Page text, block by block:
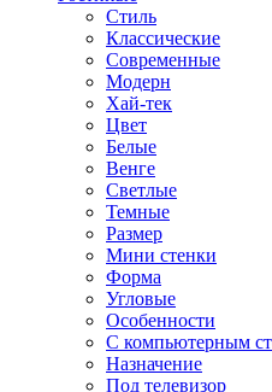
Стиль
Классические
Современные
Модерн
Хай-тек
Цвет
Белые
Венге
Светлые
Темные
Размер
Мини стенки
Форма
Угловые
Особенности
С компьютерным
Назначение
Под телевизор